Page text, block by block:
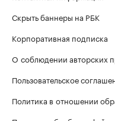
Скрыть баннеры на РБК
Корпоративная подписка
О соблюдении авторских
Пользовательское
Политика в отношении